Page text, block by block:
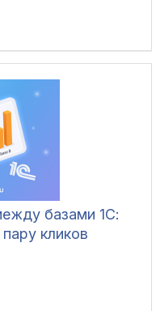
базами 1С:
кликов